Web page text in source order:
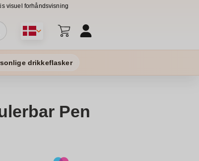
visuel forhåndsvisning
drikkeflasker
Pen